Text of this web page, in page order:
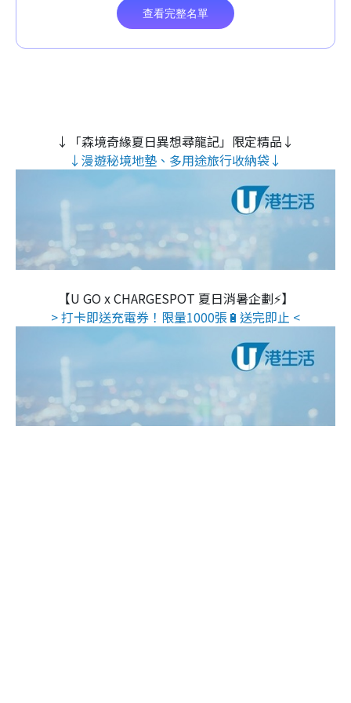
↓「森境奇緣夏日異想尋龍記」限定精品↓
↓漫遊秘境地墊、多用途旅行收納袋↓
【U GO x CHARGESPOT 夏日消暑企劃⚡】
> 打卡即送充電券！限量1000張🔋送完即止 <